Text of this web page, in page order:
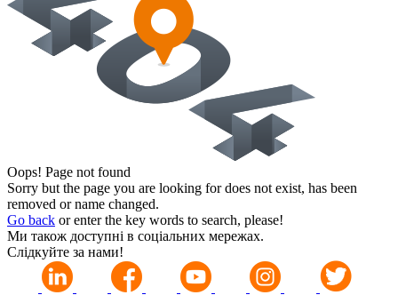
Oops! Page not found
Sorry but the page you are looking for does not exist, has been
removed or name changed.
Go back or enter the key words to search, please!
Ми також доступні в соціальних мережах.
Слідкуйте за нами!